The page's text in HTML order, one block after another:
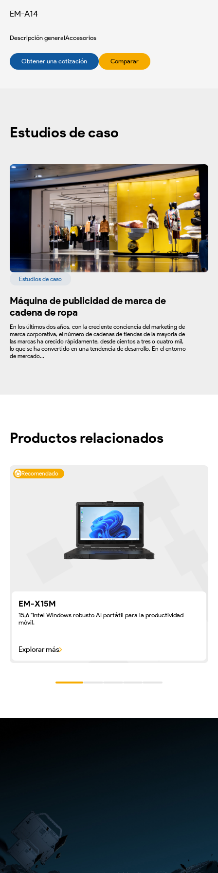
EM-A14
Descripción generalAccesorios
Obtener una cotización Comparar
Estudios de caso
Estudios de caso
Máquina de publicidad de marca de
cadena de ropa
En los últimos dos años, con la creciente conciencia del marketing de
marca corporativa, el número de cadenas de tiendas de la mayoría de
las marcas ha crecido rápidamente, desde cientos a tres o cuatro mil,
lo que se ha convertido en una tendencia de desarrollo. En el entorno
de mercado...
Productos relacionados
Recomendado
EM-X15M
15,6 "Intel Windows robusto AI portátil para la productividad
móvil.
Explorar más